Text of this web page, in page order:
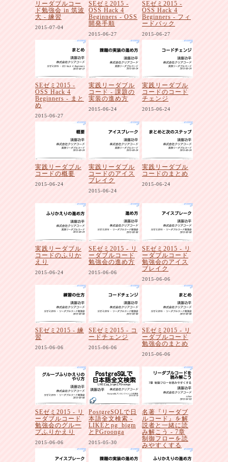
リーダブルコー
ド勉強会 in 筑波
大 - 練習
2015-07-04
SEゼミ2015 -
OSS Hack 4
Beginners - OSS
開発手順
2015-06-27
SEゼミ2015 -
OSS Hack 4
Beginners - フィ
ードバック
2015-06-27
SEゼミ2015 -
OSS Hack 4
Beginners - まと
め
2015-06-27
実践リーダブル
コード - 課題の
実装の進め方
2015-06-24
実践リーダブル
コードのコード
チェンジ
2015-06-24
実践リーダブル
コードの概要
2015-06-24
実践リーダブル
コードのアイス
ブレイク
2015-06-24
実践リーダブル
コードのまとめ
2015-06-24
実践リーダブル
コードのふりか
えり
2015-06-24
SEゼミ2015 - リ
ーダブルコード
勉強会の進め方
2015-06-06
SEゼミ2015 - リ
ーダブルコード
勉強会のアイス
ブレイク
2015-06-06
SEゼミ2015 - 練
習
2015-06-06
SEゼミ2015 - コ
ードチェンジ
2015-06-06
SEゼミ2015 - リ
ーダブルコード
勉強会のまとめ
2015-06-06
SEゼミ2015 - リ
ーダブルコード
勉強会のグルー
プふりかえり
2015-06-06
PostgreSQLで日
本語全文検索 -
LIKEとpg_bigm
とPGroonga
2015-05-30
名著『リーダブ
ルコード』を解
説者と一緒に読
み解こう - 7章
制御フローを読
みやすくする
2015-04-03